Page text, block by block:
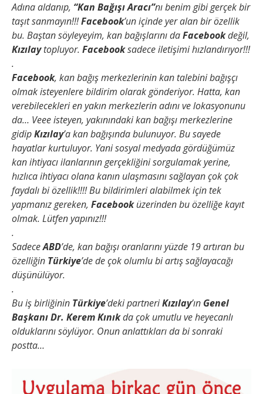
Adına aldanıp, “Kan Bağışı Aracı”nı benim gibi gerçek bir
taşıt sanmayın!!!Facebook’un içinde yer alan bir özellik
bu. Baştan söyleyeyim, kan bağışlarını daFacebookdeğil,
Kızılaytopluyor. Facebooksadece iletişimi hızlandırıyor!!!
.
Facebook, kan bağış merkezlerinin kan talebini bağışçı
olmak isteyenlere bildirim olarak gönderiyor. Hatta, kan
verebilecekleri en yakın merkezlerin adını ve lokasyonunu
da… Veee isteyen, yakınındaki kan bağışı merkezlerine
gidipKızılay’a kan bağışında bulunuyor. Bu sayede
hayatlar kurtuluyor. Yani sosyal medyada gördüğümüz
kan ihtiyacı ilanlarının gerçekliğini sorgulamak yerine,
hızlıca ihtiyacı olana kanın ulaşmasını sağlayan çok çok
faydalı bi özellik!!!! Bu bildirimleri alabilmek için tek
yapmanız gereken, Facebooküzerinden bu özelliğe kayıt
olmak. Lütfen yapınız!!!
.
SadeceABD’de, kan bağışı oranlarını yüzde 19 artıran bu
özelliğin Türkiye’de de çok olumlu bi artış sağlayacağı
düşünülüyor.
.
Bu iş birliğinin Türkiye’deki partneriKızılay’ın Genel
Başkanı Dr. Kerem Kınıkda çok umutlu ve heyecanlı
olduklarını söylüyor. Onun anlattıkları da bi sonraki
postta…